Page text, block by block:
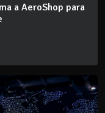
a AeroShop para